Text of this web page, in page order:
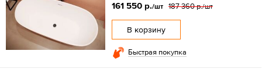
161 550 р./шт 187 360 р./шт
В корзину
Быстрая покупка